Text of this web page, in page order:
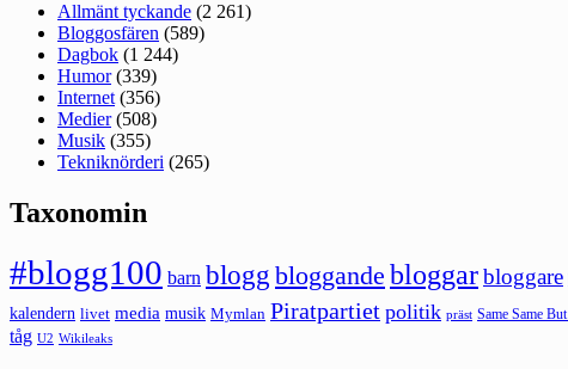
Allmänt tyckande (2 261)
Bloggosfären (589)
Dagbok (1 244)
Humor(339)
Internet (356)
Medier(508)
Musik (355)
Tekniknörderi (265)
Taxonomin
#blogg100 barn blogg bloggande bloggarbloggare
kalendern livet media musik Mymlan Piratpartiet politik präst Same Same
tåg U2 Wikileaks